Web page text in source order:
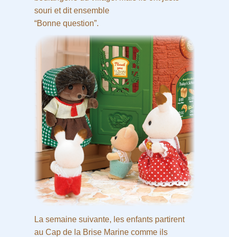
souri et dit ensemble
“Bonne question”.
La semaine suivante, les enfants partirent
au Cap de la Brise Marine comme ils